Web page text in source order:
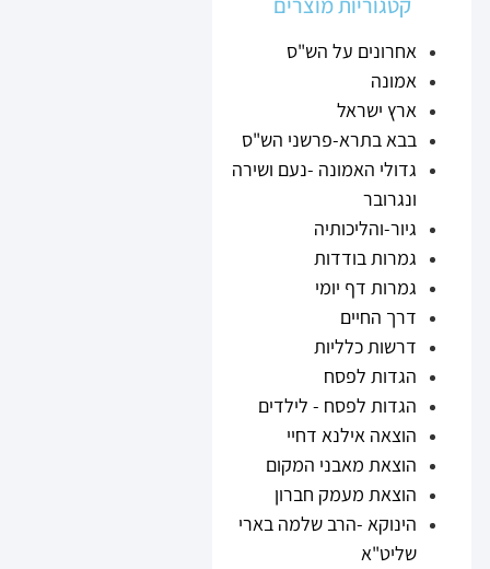
אחרונים על הש"ס
אמונה
ארץ ישראל
בבא בתרא-פרשני הש"ס
גדולי האמונה -נעם ושירה
ונגרובר
גיור-והליכותיה
גמרות בודדות
גמרות דף יומי
דרך החיים
דרשות כלליות
הגדות לפסח
הגדות לפסח - לילדים
הוצאה אילנא דחיי
הוצאת מאבני המקום
הוצאת מעמק חברון
הינוקא -הרב שלמה בארי
שליט"א